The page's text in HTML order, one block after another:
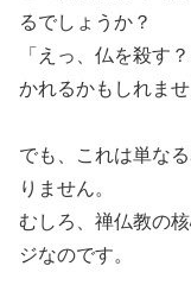
るでしょうか？
「えっ、仏を殺す
かれるかもしれませ
でも、これは単な
りません。
むしろ、禅仏教の
ジなのです。